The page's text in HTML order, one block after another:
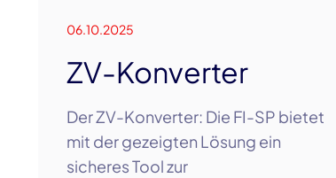
06.10.2025
ZV-Konverter
Der ZV-Konverter: Die FI-SP bietet
mit der gezeigten Lösung ein
sicheres Tool zur